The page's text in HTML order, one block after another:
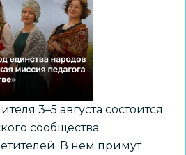
3–5 августа состоится
сообщества
В нем примут